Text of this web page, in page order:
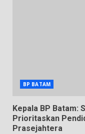
BP BATAM
Kepala BP Batam:
Prioritaskan
Prasejahtera